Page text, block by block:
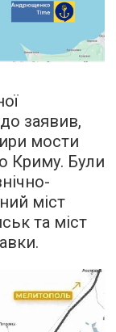
заявив,
мости
Криму. Були
міст
та міст